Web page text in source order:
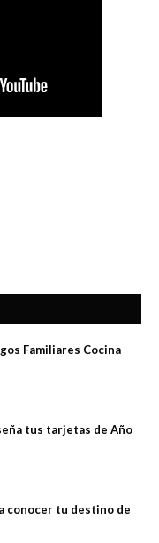
Familiares Cocina
tus tarjetas de Año
conocer tu destino de